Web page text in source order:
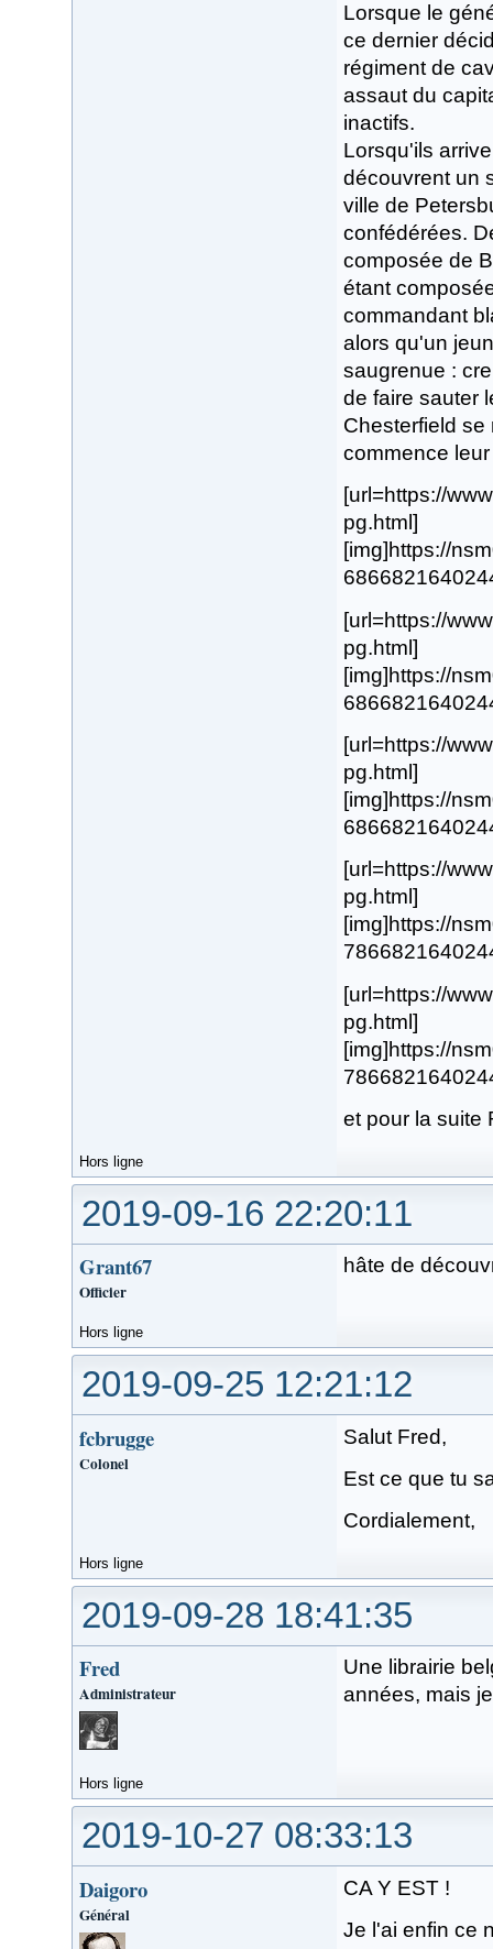
Lorsque le
ce dernier
régiment de
assaut du
inactifs.
Lorsqu'ils
découvrent un
ville de
confédérées.
composée de
étant
commandant
alors qu'un
saugrenue :
de faire sauter
Chesterfield se
commence
[url=https://
pg.html]
[img]https://
[url=https://
pg.html]
[img]https://
[url=https://
pg.html]
[img]https://
[url=https://
pg.html]
[img]https://
[url=https://
pg.html]
[img]https://
et pour la suite
Hors ligne
2019-09-16 22:20:11
Grant67
Officier
hâte de
Hors ligne
2019-09-25 12:21:12
fcbrugge
Colonel
Salut Fred,
Est ce que tu
Cordialement,
Hors ligne
2019-09-28 18:41:35
Fred
Administrateur
Une librairie
années, mais
Hors ligne
2019-10-27 08:33:13
Daigoro
Général
CA Y EST !
Je l'ai enfin ce